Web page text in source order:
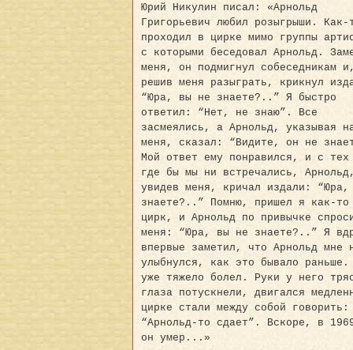
Юрий Никулин писал: «Арнольд
Григорьевич любил розыгрыши. Как-
проходил в цирке мимо группы
с которыми беседовал Арнольд.
меня, он подмигнул собеседникам
решив меня разыграть, крикнул
“Юра, вы не знаете?..” Я быстро
ответил: “Нет, не знаю”. Все
засмеялись, а Арнольд, указывая
меня, сказал: “Видите, он не
Мой ответ ему понравился, и с
где бы мы ни встречались,
увидев меня, кричал издали:
знаете?..” Помню, пришел я как-то
цирк, и Арнольд по привычке
меня: “Юра, вы не знаете?..” Я
впервые заметил, что Арнольд мне
улыбнулся, как это бывало раньше.
уже тяжело болел. Руки у него
глаза потускнели, двигался
цирке стали между собой говорить:
“Арнольд-то сдает”. Вскоре, в
он умер...»